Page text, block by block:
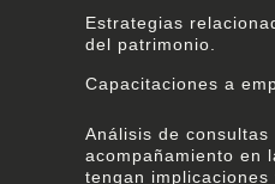
Estrategias
del patrimonio.
Capacitaciones a
Análisis de
acompañamiento en
tengan implicaciones